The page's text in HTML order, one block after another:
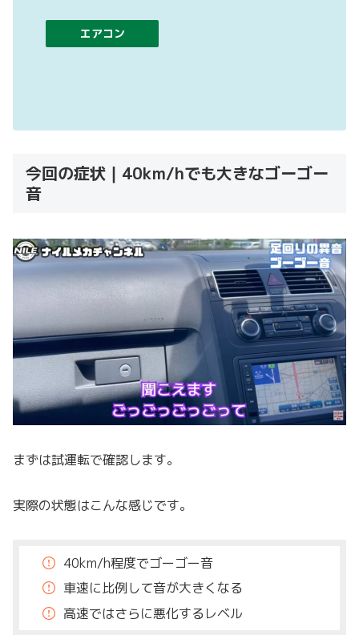
エアコン
今回の症状｜40km/hでも大きなゴーゴー
音
まずは試運転で確認します。
実際の状態はこんな感じです。
40km/h程度でゴーゴー音
車速に比例して音が大きくなる
高速ではさらに悪化するレベル